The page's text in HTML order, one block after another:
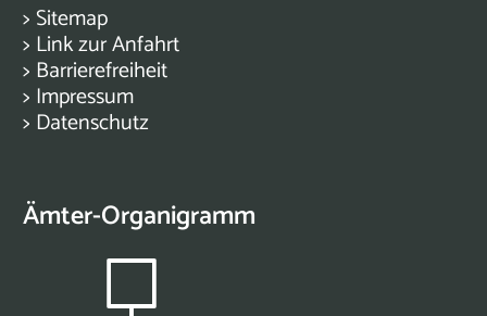
> Sitemap
> Link zur Anfahrt
> Barrierefreiheit
> Impressum
> Datenschutz
Ämter-Organigramm